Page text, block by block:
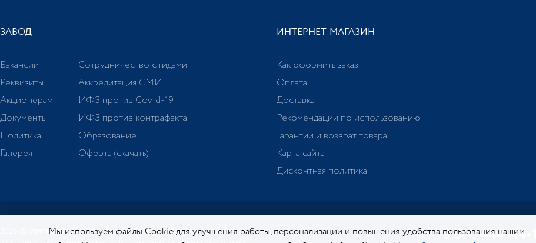
ЗАВОД
Вакансии
Реквизиты
Акционерам
Документы
Политика
Галерея
Сотрудничество с гидами
Аккредитация СМИ
ИФЗ против Covid-19
ИФЗ против контрафакта
Образование
Оферта (скачать)
ИНТЕРНЕТ-МАГАЗИН
Как оформить заказ
Оплата
Доставка
Рекомендации по использованию
Гарантии и возврат товара
Карта сайта
Дисконтная политика
2026 © Императорский фарфоровый завод. Официальный сайт.
8 800 444-44-18
Мы используем файлы Cookie для улучшения работы, персонализации и повышения удобства пользования нашим